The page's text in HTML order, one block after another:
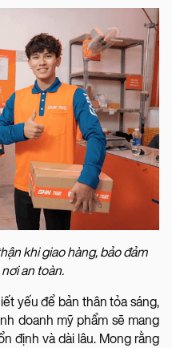
khi giao hàng, bảo đảm
an toàn.
yếu để bản thân tỏa sáng,
doanh mỹ phẩm sẽ mang
định và dài lâu. Mong rằng